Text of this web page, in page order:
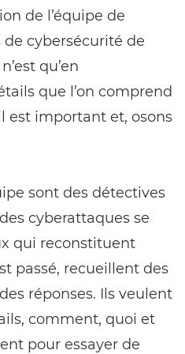
de l’équipe de
cybersécurité de
qu’en
que l’on comprend
est important et, osons
sont des détectives
cyberattaques se
qui reconstituent
passé, recueillent des
réponses. Ils veulent
comment, quoi et
pour essayer de